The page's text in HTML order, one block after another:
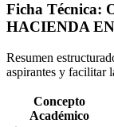
Ficha Técnica:
HACIENDA
Resumen
aspirantes y facilitar
Concepto
Académico